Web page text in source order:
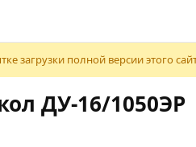
загрузки полной версии этого
ДУ-16/1050ЭР